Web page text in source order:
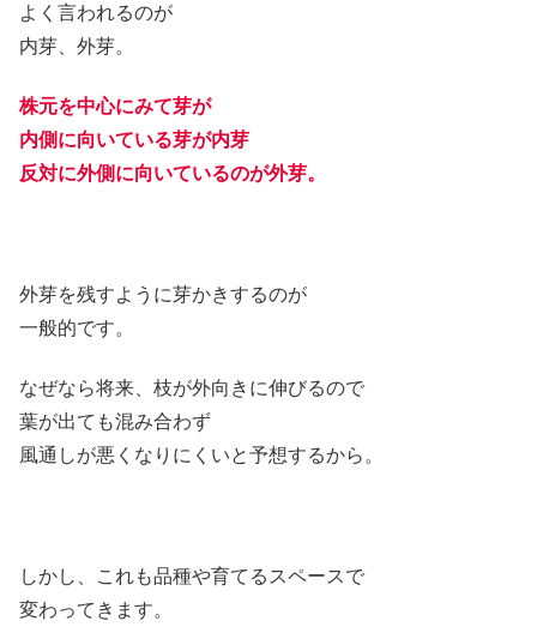
よく言われるのが
内芽、外芽。
株元を中心にみて芽が
内側に向いている芽が内芽
反対に外側に向いているのが外芽。
外芽を残すように芽かきするのが
一般的です。
なぜなら将来、枝が外向きに伸びるので
葉が出ても混み合わず
風通しが悪くなりにくいと予想するから。
しかし、これも品種や育てるスペースで
変わってきます。